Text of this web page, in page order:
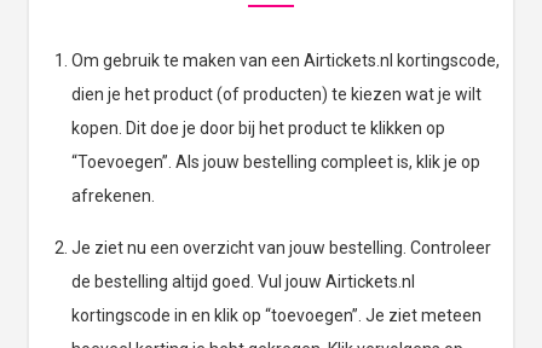
Om gebruik te maken van een Airtickets.nl kortingscode,
dien je het product (of producten) te kiezen wat je wilt
kopen. Dit doe je door bij het product te klikken op
“Toevoegen”. Als jouw bestelling compleet is, klik je op
afrekenen.
Je ziet nu een overzicht van jouw bestelling. Controleer
de bestelling altijd goed. Vul jouw Airtickets.nl
kortingscode in en klik op “toevoegen”. Je ziet meteen